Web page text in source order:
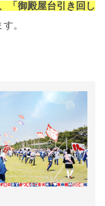
「御殿屋台引き回し
。